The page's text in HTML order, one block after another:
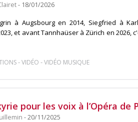
- 18/01/2026
à Augsbourg en 2014, Siegfried à
et avant Tannhaüser à Zürich en 2026,
-VIDÉO -VIDÉO MUSIQUE
pour les voix à l’Opéra de
- 20/11/2025